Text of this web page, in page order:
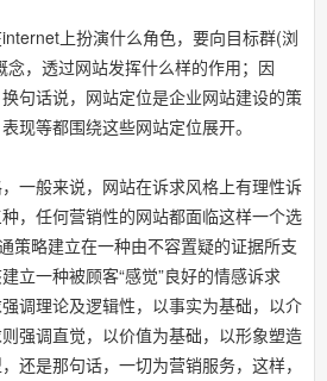
上扮演什么角色，要向目标群(浏
念，透过网站发挥什么样的作用；因
句话说，网站定位是企业网站建设的策
现等都围绕这些网站定位展开。
一般来说，网站在诉求风格上有理性诉
，任何营销性的网站都面临这样一个选
策略建立在一种由不容置疑的证据所支
立一种被顾客“感觉”良好的情感诉求
调理论及逻辑性，以事实为基础，以介
强调直觉，以价值为基础，以形象塑造
还是那句话，一切为营销服务，这样，